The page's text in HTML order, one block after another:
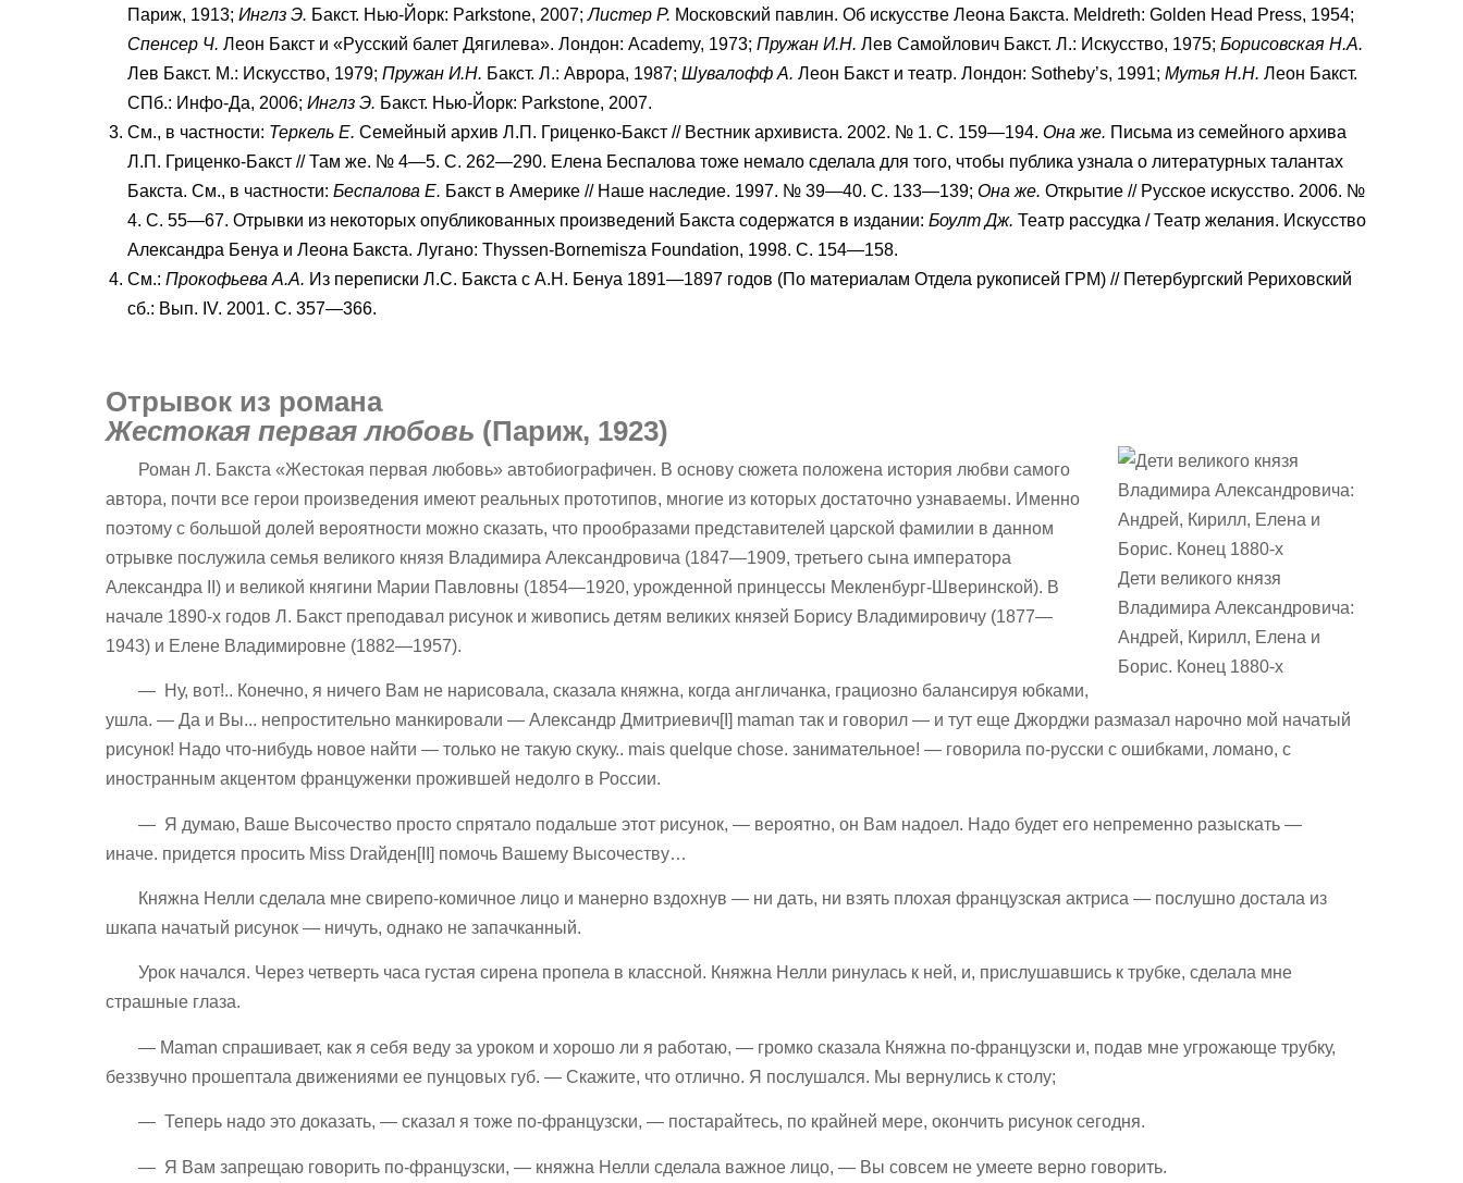
Париж, 1913; Инглз Э. Бакст. Нью-Йорк: Parkstone, 2007;Листер Р. Московский павлин. Об искусстве Леона Бакста. Meldreth: Golden Head Press, 1954;
Спенсер Ч. Леон Бакст и «Русский балет Дягилева». Лондон: Academy, 1973; Пружан И.Н. Лев Самойлович Бакст. Л.: Искусство, 1975; Борисовская Н.А.
Лев Бакст. М.: Искусство, 1979; Пружан И.Н. Бакст. Л.: Аврора, 1987; Шувалофф А. Леон Бакст и театр. Лондон: Sotheby’s, 1991; Мутья Н.Н. Леон Бакст.
СПб.: Инфо-Да, 2006; Инглз Э. Бакст. Нью-Йорк: Parkstone, 2007.
См., в частности: Теркель Е. Семейный архив Л.П. Гриценко-Бакст // Вестник архивиста. 2002. № 1. С. 159—194. Она же. Письма из семейного архива
Л.П. Гриценко-Бакст // Там же. № 4—5. С. 262—290. Елена Беспалова тоже немало сделала для того, чтобы публика узнала о литературных талантах
Бакста. См., в частности: Беспалова Е. Бакст в Америке // Наше наследие. 1997. № 39—40. С. 133—139; Она же. Открытие // Русское искусство. 2006. №
4. С. 55—67. Отрывки из некоторых опубликованных произведений Бакста содержатся в издании: Боулт Дж. Театр рассудка / Театр желания. Искусство
Александра Бенуа и Леона Бакста. Лугано: Thyssen-Bornemisza Foundation, 1998. С. 154—158.
См.: Прокофьева А.А. Из переписки Л.С. Бакста с А.Н. Бенуа 1891—1897 годов (По материалам Отдела рукописей ГРМ) // Петербургский Рериховский
сб.: Вып. IV. 2001. С. 357—366.
Отрывок из романа
Жестокая первая любовь (Париж, 1923)
Дети великого князя
Владимира Александровича:
Андрей, Кирилл, Елена и
Борис. Конец 1880-х
Роман Л. Бакста «Жестокая первая любовь» автобиографичен. В основу сюжета положена история любви самого
автора, почти все герои произведения имеют реальных прототипов, многие из которых достаточно узнаваемы. Именно
поэтому с большой долей вероятности можно сказать, что прообразами представителей царской фамилии в данном
отрывке послужила семья великого князя Владимира Александровича (1847—1909, третьего сына императора
Александра II) и великой княгини Марии Павловны (1854—1920, урожденной принцессы Мекленбург-Шверинской). В
начале 1890-х годов Л. Бакст преподавал рисунок и живопись детям великих князей Борису Владимировичу (1877—
1943) и Елене Владимировне (1882—1957).
— Ну, вот!.. Конечно, я ничего Вам не нарисовала, сказала княжна, когда англичанка, грациозно балансируя юбками,
ушла. — Да и Вы... непростительно манкировали — Александр Дмитриевич[I] maman так и говорил — и тут еще Джорджи размазал нарочно мой начатый
рисунок! Надо что-нибудь новое найти — только не такую скуку.. mais quelque chose. занимательное! — говорила по-русски с ошибками, ломано, с
иностранным акцентом француженки прожившей недолго в России.
— Я думаю, Ваше Высочество просто спрятало подальше этот рисунок, — вероятно, он Вам надоел. Надо будет его непременно разыскать —
иначе. придется просить Miss Drайден[II] помочь Вашему Высочеству…
Княжна Нелли сделала мне свирепо-комичное лицо и манерно вздохнув — ни дать, ни взять плохая французская актриса — послушно достала из
шкапа начатый рисунок — ничуть, однако не запачканный.
Урок начался. Через четверть часа густая сирена пропела в классной. Княжна Нелли ринулась к ней, и, прислушавшись к трубке, сделала мне
страшные глаза.
— Maman спрашивает, как я себя веду за уроком и хорошо ли я работаю, — громко сказала Княжна по-французски и, подав мне угрожающе трубку,
беззвучно прошептала движениями ее пунцовых губ. — Скажите, что отлично. Я послушался. Мы вернулись к столу;
— Теперь надо это доказать, — сказал я тоже по-французски, — постарайтесь, по крайней мере, окончить рисунок сегодня.
— Я Вам запрещаю говорить по-французски, — княжна Нелли сделала важное лицо, — Вы совсем не умеете верно говорить.